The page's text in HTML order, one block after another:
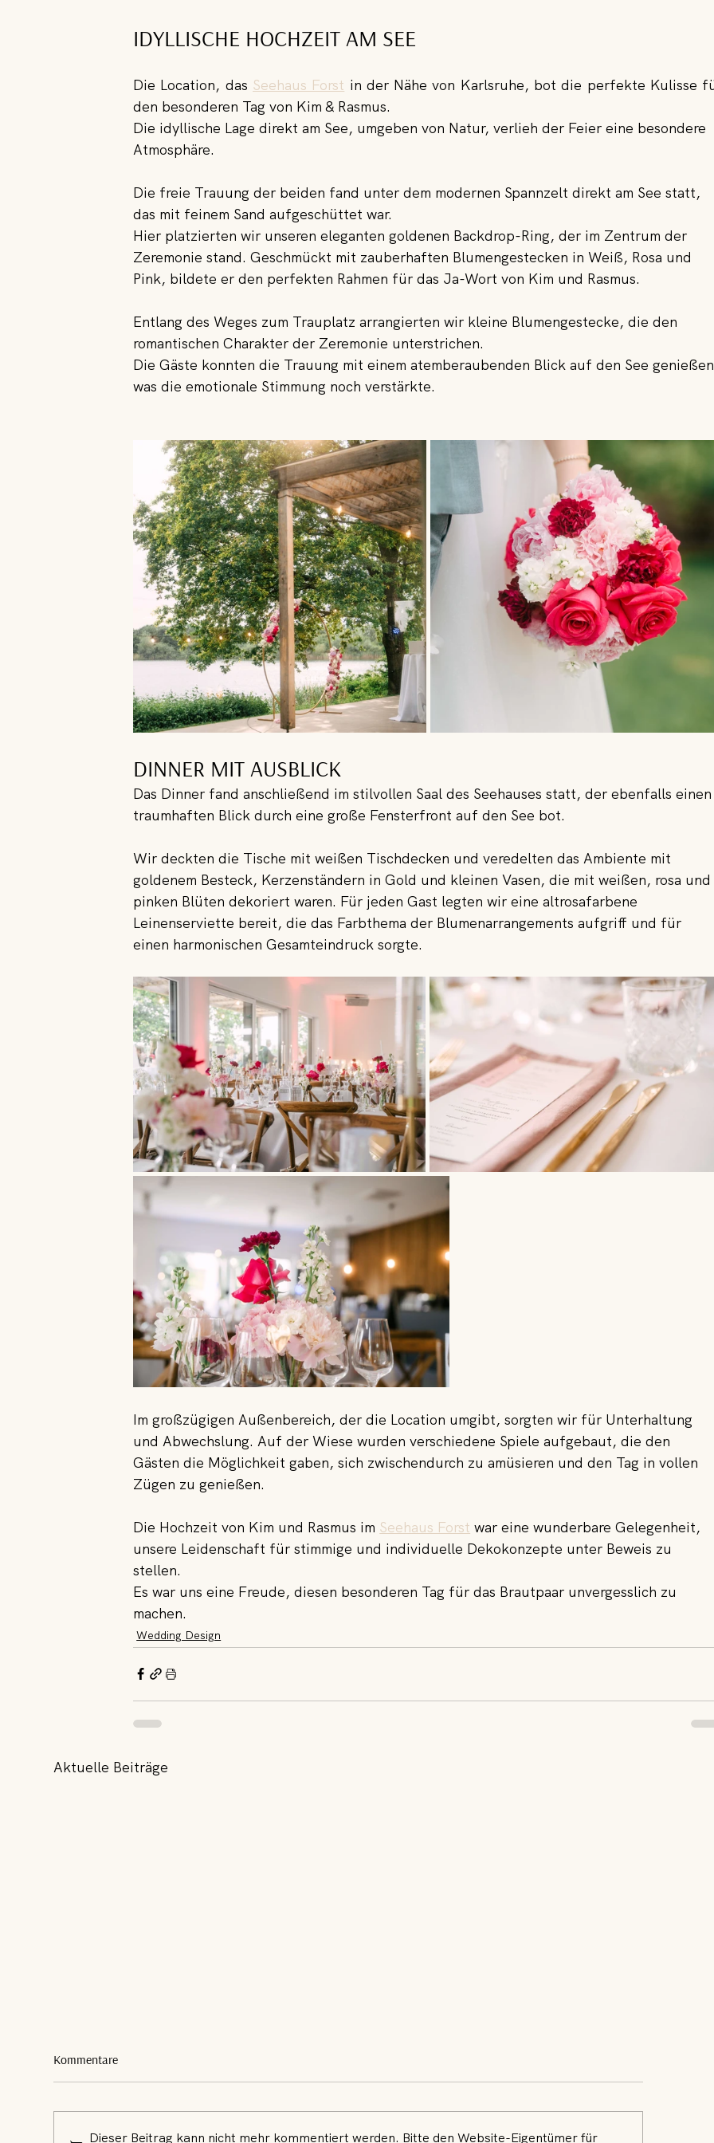
IDYLLISCHE HOCHZEIT AM SEE
Die Location, das Seehaus Forst in der Nähe von Karlsruhe, bot die perfekte Kulisse
den besonderen Tag von Kim & Rasmus.
Die idyllische Lage direkt am See, umgeben von Natur, verlieh der Feier eine besondere
Atmosphäre.
Die freie Trauung der beiden fand unter dem modernen Spannzelt direkt am See statt,
das mit feinem Sand aufgeschüttet war.
Hier platzierten wir unseren eleganten goldenen Backdrop-Ring, der im Zentrum der
Zeremonie stand. Geschmückt mit zauberhaften Blumengestecken in Weiß, Rosa und
Pink, bildete er den perfekten Rahmen für das Ja-Wort von Kim und Rasmus.
Entlang des Weges zum Trauplatz arrangierten wir kleine Blumengestecke, die den
romantischen Charakter der Zeremonie unterstrichen.
Die Gäste konnten die Trauung mit einem atemberaubenden Blick auf den See
was die emotionale Stimmung noch verstärkte.
DINNER MIT AUSBLICK
Das Dinner fand anschließend im stilvollen Saal des Seehauses statt, der ebenfalls
traumhaften Blick durch eine große Fensterfront auf den See bot.
Wir deckten die Tische mit weißen Tischdecken und veredelten das Ambiente mit
goldenem Besteck, Kerzenständern in Gold und kleinen Vasen, die mit weißen, rosa
pinken Blüten dekoriert waren. Für jeden Gast legten wir eine altrosafarbene
Leinenserviette bereit, die das Farbthema der Blumenarrangements aufgriff und für
einen harmonischen Gesamteindruck sorgte.
Im großzügigen Außenbereich, der die Location umgibt, sorgten wir für Unterhaltung
und Abwechslung. Auf der Wiese wurden verschiedene Spiele aufgebaut, die den
Gästen die Möglichkeit gaben, sich zwischendurch zu amüsieren und den Tag in vollen
Zügen zu genießen.
Die Hochzeit von Kim und Rasmus im Seehaus Forst war eine wunderbare Gelegenheit,
unsere Leidenschaft für stimmige und individuelle Dekokonzepte unter Beweis zu
stellen.
Es war uns eine Freude, diesen besonderen Tag für das Brautpaar unvergesslich zu
machen.
Wedding Design
Aktuelle Beiträge
Kommentare
Dieser Beitrag kann nicht mehr kommentiert werden. Bitte den Website-Eigentümer für